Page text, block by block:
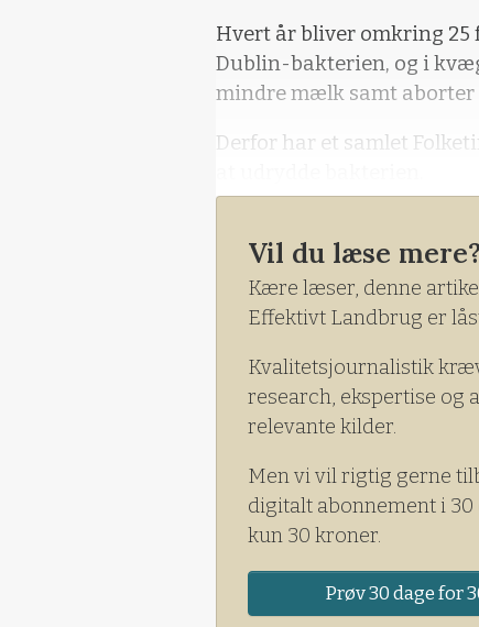
Hvert år bliver omkring 25
Dublin-bakterien, og i
mindre mælk samt aborter
Derfor har et samlet
- Danmark har med
dansk kyllingekød. Nu er
Vil du læse
Kære læser, denne
Effektivt Landbrug er
Kvalitetsjournalistik
research, ekspertise og
relevante kilder.
Men vi vil rigtig gerne
digitalt abonnement i 30
kun 30 kroner.
Prøv 30 dage for